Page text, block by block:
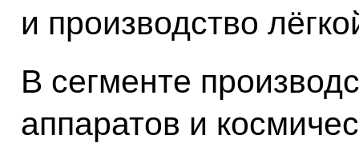
и производство
В сегменте
аппаратов и